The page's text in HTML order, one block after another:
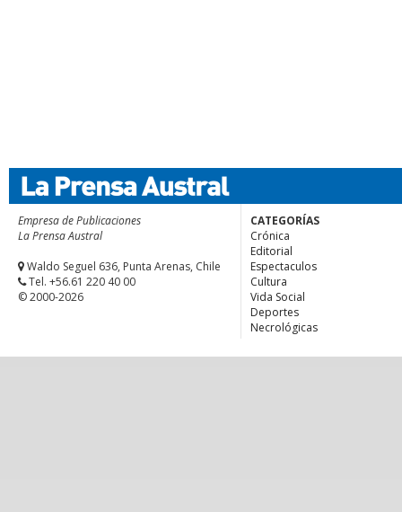
Empresa de Publicaciones
La Prensa Austral
Waldo Seguel 636, Punta Arenas, Chile
Tel. +56.61 220 40 00
© 2000-2026
CATEGORÍAS
Crónica
Editorial
Espectaculos
Cultura
Vida Social
Deportes
Necrológicas